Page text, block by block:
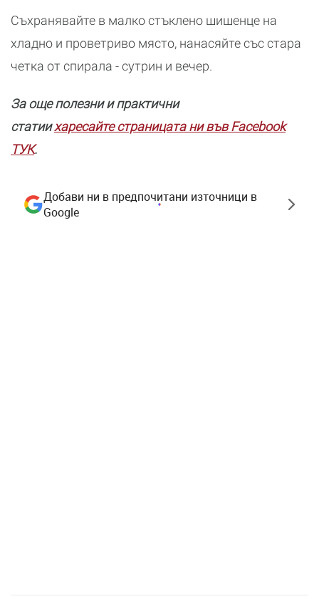
Съхранявайте в малко стъклено шишенце на
хладно и проветриво място, нанасяйте със стара
четка от спирала - сутрин и вечер.
За още полезни и практични
статиихаресайте страницата ни във Facebook
ТУК.
Добави ни в предпочитани източници в
Google